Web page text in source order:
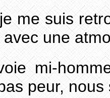
me suis
une
mi-
peur, nous